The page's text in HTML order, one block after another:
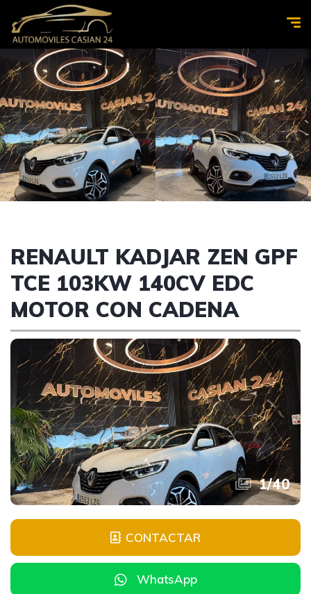
RENAULT KADJAR ZEN GPF
TCE 103KW 140CV EDC
MOTOR CON CADENA
1/40
CONTACTAR
WhatsApp